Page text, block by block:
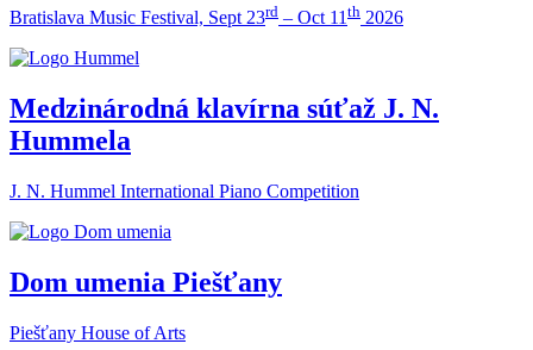
Bratislava Music Festival, Sept 23rd – Oct 11 th 2026
Medzinárodná klavírna súťaž J. N.
Hummela
J. N. Hummel International Piano Competition
Dom umenia Piešťany
Piešťany House of Arts